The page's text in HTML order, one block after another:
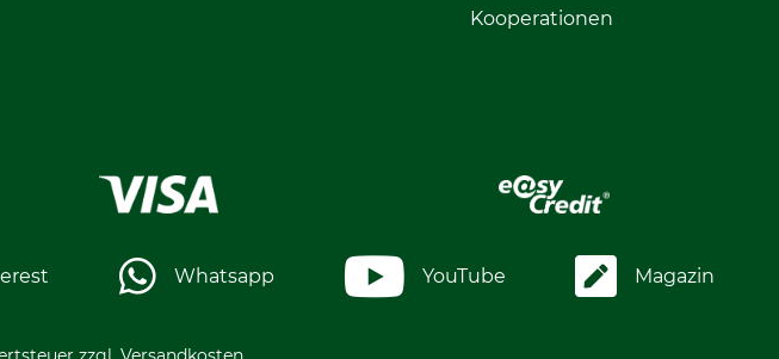
Kooperationen
Whatsapp YouTube Magazin